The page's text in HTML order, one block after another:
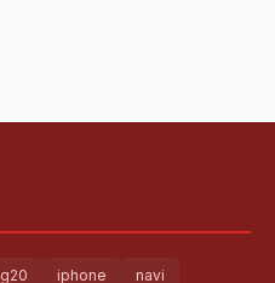
g20 iphone
navi